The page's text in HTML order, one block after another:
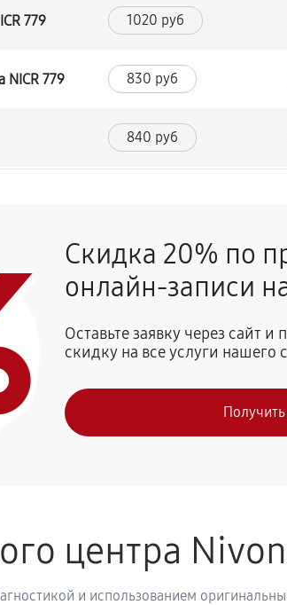
779 1020 руб
779 830 руб
840 руб
960 руб
NICR 779
NICR 779
Скидка 20% по
онлайн-записи
Оставьте заявку через сайт
скидку на все услуги нашего
центра
и использованием